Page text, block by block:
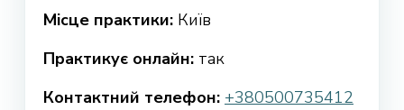
Місце практики: Київ
Практикує онлайн: так
Контактний телефон: +380500735412